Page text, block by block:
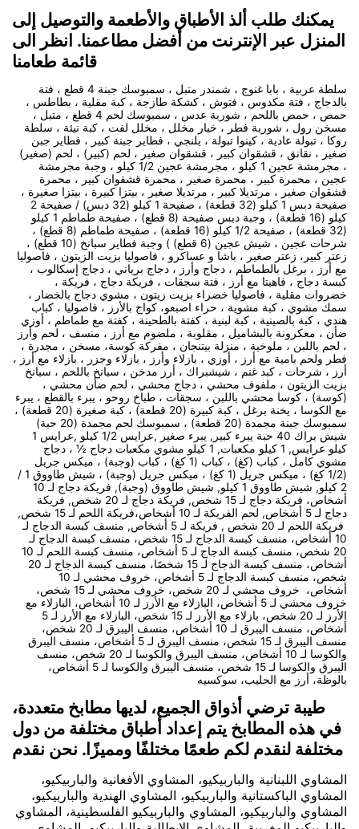
يمكنك طلب ألذ الأطباق والأطعمة والتوصيل إلى
المنزل عبر الإنترنت من أفضل مطاعمنا. انظر الى
قائمة طعامنا
سلطة عربية ، بابا غنوج ، شمندر متبل ، سمبوسك جبنة 4 قطع ، فتة
بالدجاج ، فتة مكدوس ، فتوش ، كشكة طازجة ، كبة مقلية ، بطاطس ،
حمص ، حمص باللحم ، شوربة عدس ، سمبوسك لحم 4 قطع ، متبل ،
مسخن رول ، شوربة فطر ، خيار مخلل ، مخلل لفت ، كبة نيئة ، سلطة
روكا ، تبولة عادية ، كينوا تبولة ، يلنجي ، فطاير جبنة كبير ، فطاير جبن
صغير ، نقانق ، قشقوان كبير ، قشقوان صغير ، لحم (كبير) ، لحم (صغير)
، مجرمشة عجين 1 كيلو ، مجرمشة عجين 1/2 كيلو ، وجبة مجرمشة
عجين ، محمرة كبير ، محمرة صغير ، محمرة قشقوان كبير ، محمرة
قشقوان صغير ، مرتديلا كبير ، مرتديلا صغير ، بيتزا كبيرة ، بيتزا صغيرة ،
صفيحة دبس 1 كيلو (32 قطعة) ، صفيحة 1 كيلو (32 دبس) / صفيحة 2
كيلو (16 قطعة) ، وجبة دبس صفيحة (8 قطع) ، صفيحة طماطم 1 كيلو
(32 قطعة) ، صفيحة 1/2 كيلو (16 قطعة) ، صفيحة طماطم (8 قطع) ،
شرحات عجين ، شيش عجين (6 قطع) ) وجبة فطاير سبانخ (10 قطع) ،
زعتر كبير، زعتر صغير ، باشا و عساكرو ، فاصوليا بزيت الزيتون ، فاصوليا
مع أرز ، برغل بالطماطم ، دجاج وأرز ، دجاج برياني ، دجاج إسكالوب ،
كبسة دجاج ، فاهيتا مع أرز ، فتة سجقات ، فريكة دجاج ، فريكة ،
خضروات مقلية ، فاصوليا خضراء بزيت زيتون ، مشوي دجاج بالخضار ،
سمك مشوي ، كبة مشوية ، حراء اصبعو، كواج بالأرز ، فاصوليا ، كباب
هندي ، كبة بالصينية ، كبة لبنية ، كفتة بالطحينة ، كفتة مع طماطم ، أوزي
ضأن ، معكرونة بالبشاميل ، مقلوبة ، ملضوم مع أرز ، منسف ، لحم وأرز
، لحم باللبن ، ملوخية ، منزلة بيتنجان ، مفركة كوسة، مسخن ، مجدرة ،
فطر ولحم بامية مع أرز ، أوزي ، بازلاء وأرز ، بازلاء وجزر ، بازلاء مع أرز ،
أرز ، شرحات ، كبد غنم ، شيشبراك ، أرز مدخن ، سبانخ باللحم ، سبانخ
بزيت الزيتون ، ملفوف محشي ، دجاج محشي ، لحم ضأن محشي ،
(كوسة) ، كوسا محشي باللبن ، سجقات ، طباخ روحو ، يبرء بالقطع ، يبرء
مع الكوسا ، يخنة برغل ، كبة كبيرة (20 قطعة) ، كبة صغيرة (20 قطعة) ،
سمبوسك جبنة مجمدة (20 قطعة) ، سمبوسك لحم مجمدة (20 حبة)
شيش براك 40 حبة يبرء كبير, يبرء صغير ,عرايس 1/2 كيلو ,عرايس 1
كيلو عرايس, 1 كيلو مكعبات, 1 كيلو مشوي مكعبات دجاج ½ ، دجاج
مشوي كامل ، كباب (كغ) ، كباب (1 كغ) ، كباب (وجبة) ، ميكس جريل
(1/2 كغ) ، ميكس جريل (1 كغ) ، ميكس جريل (وجبة) ، شيش طاووق 1 /
2 كيلو, شيش طاووق 1 كيلو, شيش طاووق (وجبة), فريكة دجاج لـ 10
أشخاص، فريكة دجاج لـ 15 شخص, فريكة دجاج لـ 20 شخص, فريكة
دجاج لـ 5 أشخاص, لحم الفريكة لـ 10 أشخاص،فريكة اللحم لـ 15 شخص,
فريكة اللحم لـ 20 شخص , فريكة لـ 5 أشخاص, منسف كبسة الدجاج لـ
10 أشخاص، منسف كبسة الدجاج لـ 15 شخص، منسف كبسة الدجاج لـ
20 شخص، منسف كبسة الدجاج لـ 5 أشخاص، منسف كبسة اللحم لـ 10
أشخاص، منسف كبسة الدجاج لـ 15 شخصًا، منسف كبسة الدجاج لـ 20
شخص، منسف كبسة الدجاج لـ 5 أشخاص، خروف محشي لـ 10
أشخاص، خروف محشي لـ 20 شخص، خروف محشي لـ 15 شخص،
خروف محشي لـ 5 أشخاص، البازلاء مع الأرز لـ 10 أشخاص، البازلاء مع
الأرز لـ 20 شخص، بازلاء مع الأرز لـ 15 شخص، البازلاء مع الأرز لـ 5
أشخاص، منسف اليبرق لـ 10 أشخاص، منسف اليبرق لـ 20 شخص،
منسف اليبرق لـ 15 شخص، منسف اليبرق لـ 5 أشخاص، منسف اليبرق
والكوسا لـ 10 أشخاص، منسف اليبرق والكوسا لـ 20 شخص، منسف
اليبرق والكوسا لـ 15 شخص، منسف اليبرق والكوسا لـ 5 أشخاص،
بالوظة، أرز مع الحليب، سوكسيه
طيبة ترضي أذواق الجميع، لديها مطابخ متعددة،
في هذه المطابخ يتم إعداد أطباق مختلفة من دول
مختلفة لنقدم لكم طعمًا مختلفًا ومميزًا. نحن نقدم
المشاوي اللبنانية والباربيكيو، المشاوي الأفغانية والباربيكيو،
المشاوي الباكستانية والباربيكيو، المشاوي الهندية والباربيكيو،
المشاوي والباربيكيو، المشاوي والباربيكيو الفلسطينية، المشاوي